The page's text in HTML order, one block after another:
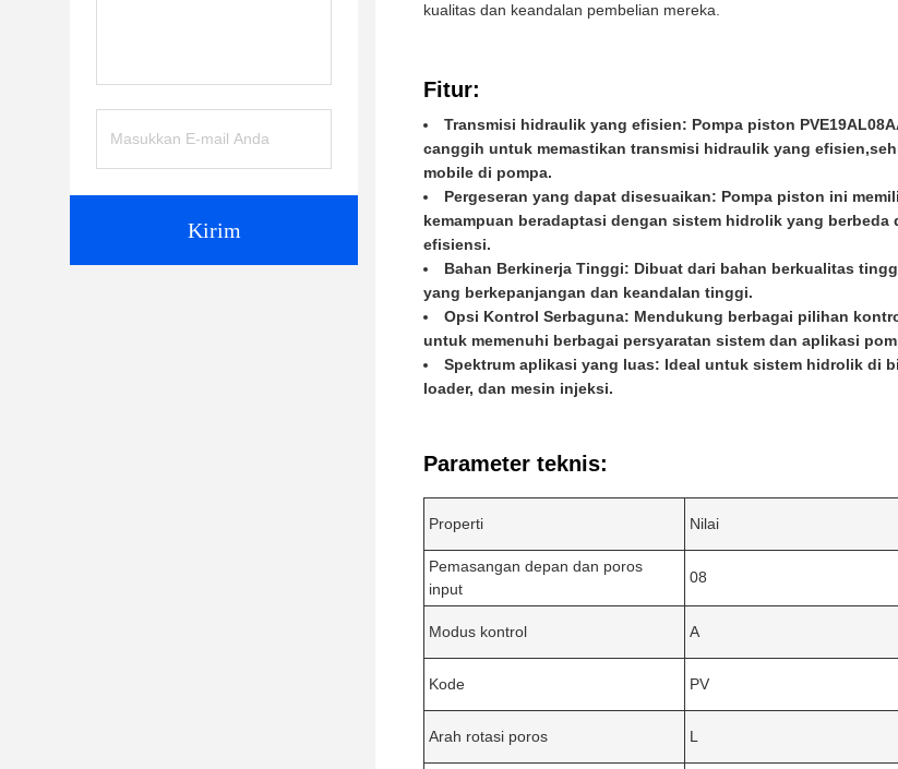
Kirim
kualitas dan keandalan pembelian mereka.
Fitur:
Transmisi hidraulik yang efisien: Pompa piston
canggih untuk memastikan transmisi hidraulik yang
mobile di pompa.
Pergeseran yang dapat disesuaikan: Pompa piston ini
kemampuan beradaptasi dengan sistem hidrolik yang
efisiensi.
Bahan Berkinerja Tinggi: Dibuat dari bahan berkualitas
yang berkepanjangan dan keandalan tinggi.
Opsi Kontrol Serbaguna: Mendukung berbagai pilihan
untuk memenuhi berbagai persyaratan sistem dan aplikasi
Spektrum aplikasi yang luas: Ideal untuk sistem hidrolik di
loader, dan mesin injeksi.
Parameter teknis:
Properti Nilai
Pemasangan depan dan poros
input
08
Modus kontrol A
Kode PV
Arah rotasi poros L